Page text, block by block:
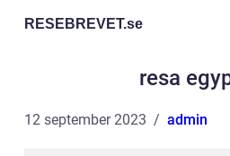
RESEBREVET.se
resa
12 september 2023 admin